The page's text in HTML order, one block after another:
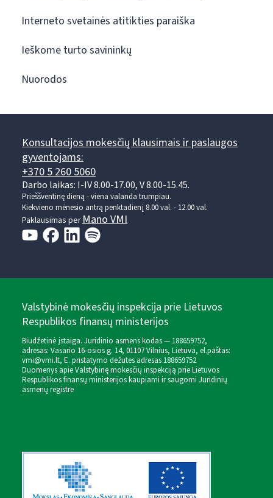
Interneto svetainės atitikties paraiška
Ieškome turto savininkų
Nuorodos
Konsultacijos mokesčių klausimais ir paslaugos
gyventojams:
+370 5 260 5060
Darbo laikas: I-IV 8.00-17.00, V 8.00-15.45.
Prieššventinę dieną - viena valanda trumpiau.
Kiekvieno mėnesio antrą penktadienį 8.00 val. - 12.00 val.
Paklausimas perMano VMI
Valstybinė mokesčių inspekcija prie Lietuvos
Respublikos finansų ministerijos
Biudžetinė įstaiga. Juridinio asmens kodas — 188659752,
adresas: Vasario 16-osios g. 14, 01107 Vilnius, Lietuva, el.paštas:
vmi@vmi.lt, E. pristatymo dėžutės adresas 188659752
Duomenys apie Valstybinę mokesčių inspekciją prie Lietuvos
Respublikos finansų ministerijos kaupiami ir saugomi Juridinių
asmenų registre